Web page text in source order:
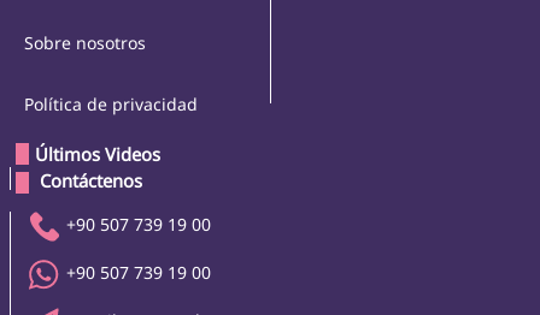
Sobre nosotros
Política de privacidad
Últimos Videos
Contáctenos
+90 507 739 19 00
+90 507 739 19 00